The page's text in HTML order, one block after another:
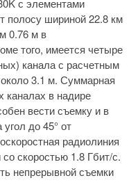
полосу шириной 22.8 км
0.76 м в
того, имеется четыре
канала с расчетным
3.1 м. Суммарная
каналах в надире
вести съемку и в
до 45° от
радиолиния
скоростью 1.8 Гбит/с.
непрерывной съемки